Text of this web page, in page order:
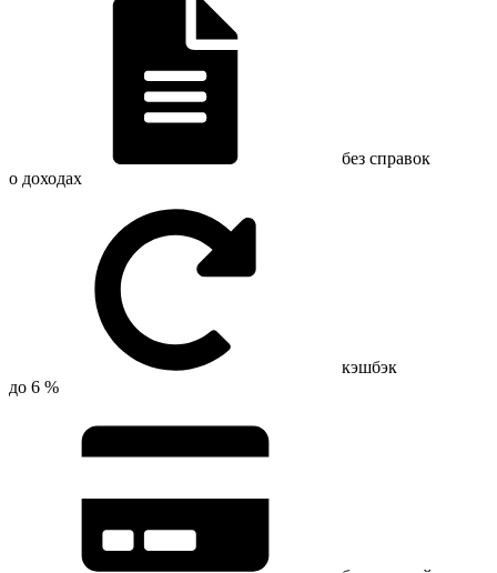
без справок
о доходах
кэшбэк
до 6 %